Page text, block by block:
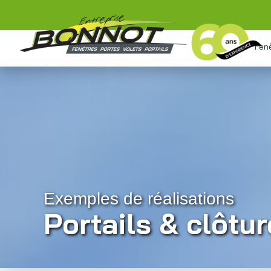
Exemples de réalisations
Portails &